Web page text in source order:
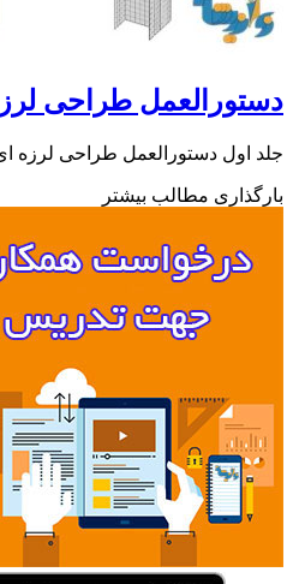
دستورالعمل طراحی
جلد اول دستورالعمل طراحی لرزه
بارگذاری مطالب بیشتر